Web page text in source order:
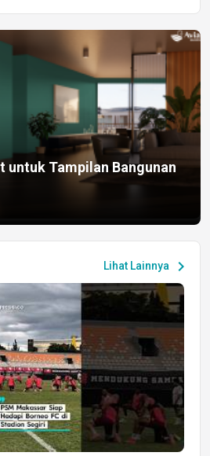
untuk Tampilan Bangunan
Lihat Lainnya chevron_right